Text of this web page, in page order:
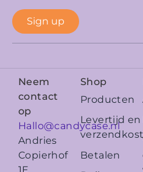
Sign up
Neem
contact
op
Hallo@candycase.nl
Andries
Copierhof
Shop
Producten
Levertijd en
Betalen